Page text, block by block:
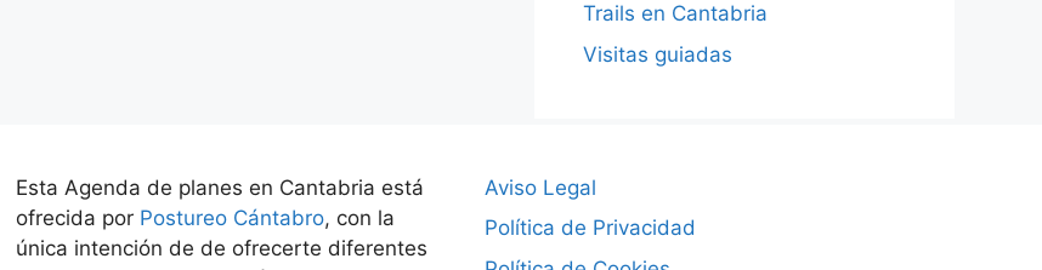
Trails en Cantabria
Visitas guiadas
Esta Agenda de planes en Cantabria está
ofrecida por Postureo Cántabro, con la
única intención de de ofrecerte diferentes
Aviso Legal
Política de Privacidad